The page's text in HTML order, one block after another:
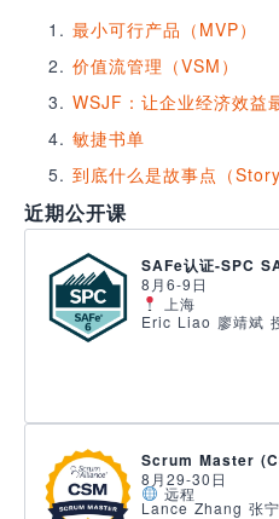
最小可行产品（MVP）
价值流管理（VSM）
WSJF：让企业经济效益
敏捷书单
到底什么是故事点（
近期公开课
SAFe认证-SPC
8月6-9日
上海
Eric Liao 廖靖斌
Scrum Master
8月29-30日
远程
Lance Zhang 张